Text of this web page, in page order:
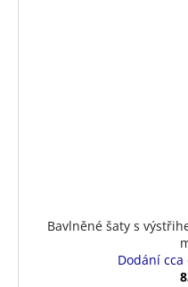
Bavlněné šaty s
Dodání